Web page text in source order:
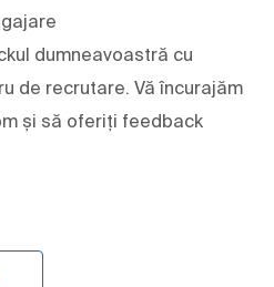
dumneavoastră cu
de recrutare. Vă încurajăm
și să oferiți feedback